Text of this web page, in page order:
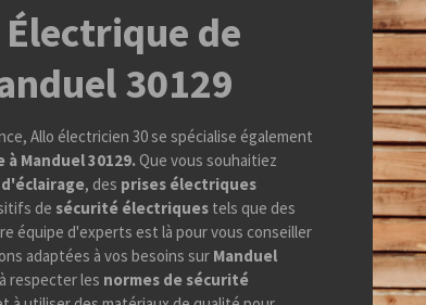
de
30129
Allo électricien 30 se spécialise également
Manduel 30129.Que vous souhaitiez
, des prises électriques
de sécurité électriques tels que des
équipe d'experts est là pour vous conseiller
adaptées à vos besoins sur Manduel
respecter les normes de sécurité